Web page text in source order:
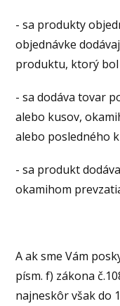
- sa produkty
objednávke
produktu, ktorý bol
- sa dodáva tovar
alebo kusov,
alebo posledného
- sa produkt
okamihom
A ak sme Vám
písm. f) zákona
najneskôr však do